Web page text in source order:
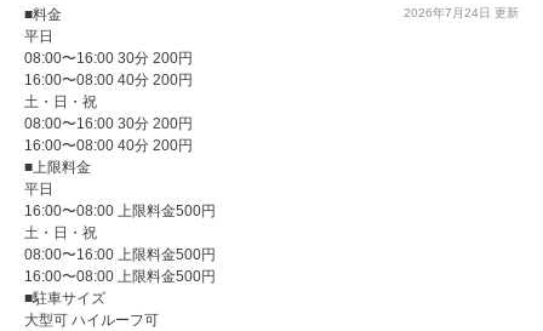
2026年7月24日 更新
■料金
平日
08:00〜16:00 30分 200円
16:00〜08:00 40分 200円
土・日・祝
08:00〜16:00 30分 200円
16:00〜08:00 40分 200円
■上限料金
平日
16:00〜08:00 上限料金500円
土・日・祝
08:00〜16:00 上限料金500円
16:00〜08:00 上限料金500円
■駐車サイズ
大型可 ハイルーフ可